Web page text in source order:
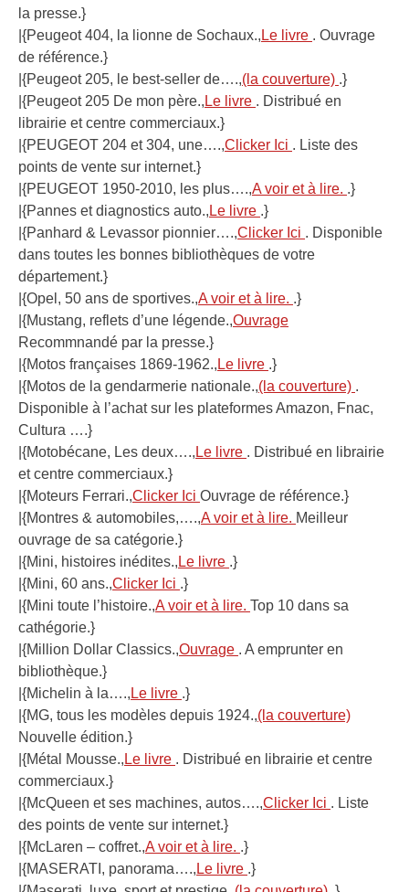
la presse.}
|{Peugeot 404, la lionne de Sochaux., Le livre . Ouvrage
de référence.}
|{Peugeot 205, le best-seller de….,(la couverture) .}
|{Peugeot 205 De mon père., Le livre . Distribué en
librairie et centre commerciaux.}
|{PEUGEOT 204 et 304, une….,Clicker Ici . Liste des
points de vente sur internet.}
|{PEUGEOT 1950-2010, les plus….,A voir et à lire. .}
|{Pannes et diagnostics auto., Le livre .}
|{Panhard & Levassor pionnier….,Clicker Ici . Disponible
dans toutes les bonnes bibliothèques de votre
département.}
|{Opel, 50 ans de sportives.,A voir et à lire. .}
|{Mustang, reflets d’une légende.,Ouvrage
Recommnandé par la presse.}
|{Motos françaises 1869-1962., Le livre .}
|{Motos de la gendarmerie nationale.,(la couverture) .
Disponible à l’achat sur les plateformes Amazon, Fnac,
Cultura ….}
|{Motobécane, Les deux…., Le livre . Distribué en librairie
et centre commerciaux.}
|{Moteurs Ferrari.,Clicker Ici Ouvrage de référence.}
|{Montres & automobiles,….,A voir et à lire. Meilleur
ouvrage de sa catégorie.}
|{Mini, histoires inédites., Le livre .}
|{Mini, 60 ans.,Clicker Ici .}
|{Mini toute l’histoire.,A voir et à lire. Top 10 dans sa
cathégorie.}
|{Million Dollar Classics.,Ouvrage . A emprunter en
bibliothèque.}
|{Michelin à la…., Le livre .}
|{MG, tous les modèles depuis 1924.,(la couverture)
Nouvelle édition.}
|{Métal Mousse., Le livre . Distribué en librairie et centre
commerciaux.}
|{McQueen et ses machines, autos….,Clicker Ici . Liste
des points de vente sur internet.}
|{McLaren – coffret.,A voir et à lire. .}
|{MASERATI, panorama…., Le livre .}